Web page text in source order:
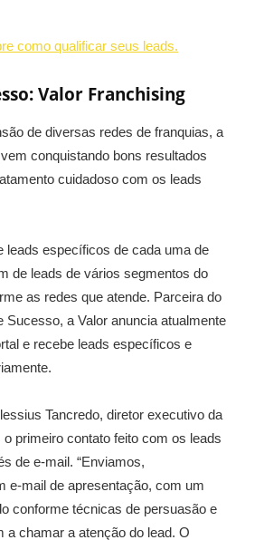
como qualificar seus leads.
Valor Franchising
de diversas redes de franquias, a
conquistando bons resultados
cuidadoso com os leads
leads específicos de cada uma de
de leads de vários segmentos do
as redes que atende. Parceira do
Sucesso, a Valor anuncia atualmente
e recebe leads específicos e
Tancredo, diretor executivo da
o primeiro contato feito com os leads
de e-mail. “Enviamos,
e-mail de apresentação, com um
conforme técnicas de persuasão e
a chamar a atenção do lead. O